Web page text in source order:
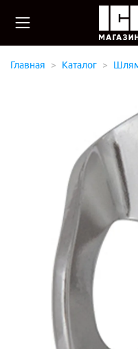
Главная Каталог